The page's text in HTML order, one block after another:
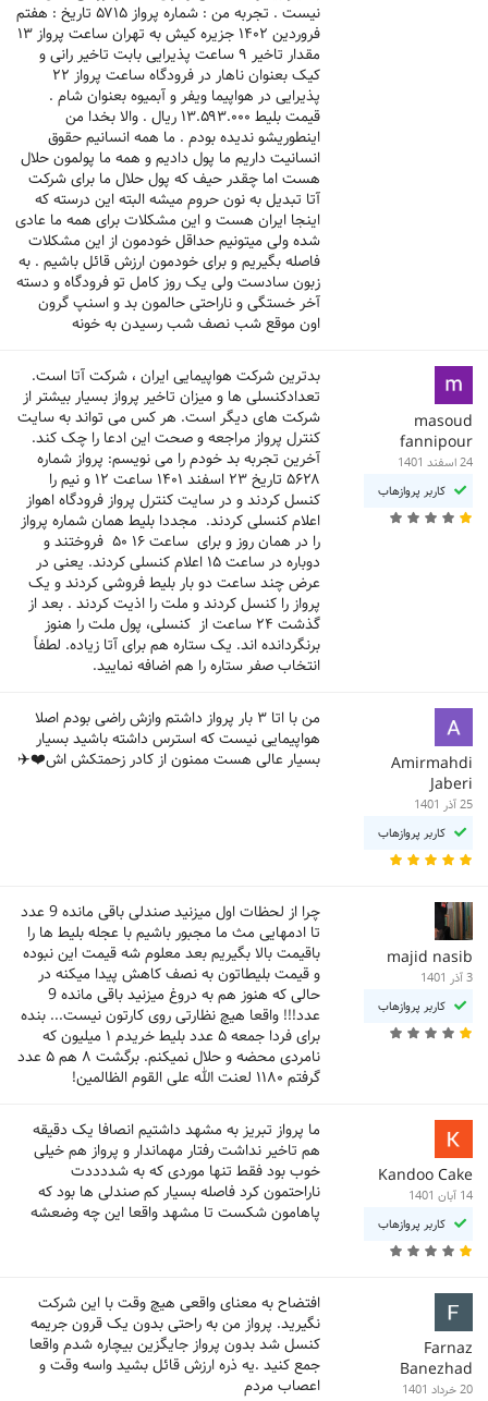
نیست . تجربه من : شماره پرواز ۵۷۱۵ تاریخ : هفتم
فروردین ۱۴۰۲ جزیره کیش به تهران ساعت پرواز ۱۳
مقدار تاخیر ۹ ساعت پذیرایی بابت تاخیر رانی و
کیک بعنوان ناهار در فرودگاه ساعت پرواز ۲۲
پذیرایی در هواپیما ویفر و آبمیوه بعنوان شام .
قیمت بلیط ۱۳.۵۹۳.۰۰۰ ریال . والا بخدا من
اینطوریشو ندیده بودم . ما همه انسانیم حقوق
انسانیت داریم ما پول دادیم و همه ما پولمون حلال
هست اما چقدر حیف که پول حلال ما برای شرکت
آتا تبدیل به نون حروم میشه البته این درسته که
اینجا ایران هست و این مشکلات برای همه ما عادی
شده ولی میتونیم حداقل خودمون از این مشکلات
فاصله بگیریم و برای خودمون ارزش قائل باشیم . به
زبون سادست ولی یک روز کامل تو فرودگاه و دسته
آخر خستگی و ناراحتی حالمون بد و اسنپ گرون
اون موقع شب نصف شب رسیدن به خونه
masoud
fannipour
24 اسفند 1401
کاربر پروازهاب
بدترین شرکت هواپیمایی ایران ، شرکت آتا است.
تعدادکنسلی ها و میزان تاخیر پرواز بسیار بیشتر از
شرکت های دیگر است. هر کس می تواند به سایت
کنترل پرواز مراجعه و صحت این ادعا را چک کند.
آخرین تجربه بد خودم را می نویسم: پرواز شماره
۵۶۲۸ تاریخ ۲۳ اسفند ۱۴۰۱ ساعت ۱۲ و نیم را
کنسل کردند و در سایت کنترل پرواز فرودگاه اهواز
اعلام کنسلی کردند. مجددا بلیط همان شماره پرواز
را در همان روز و برای ساعت ۱۶ ۵۰ فروختند و
دوباره در ساعت ۱۵ اعلام کنسلی کردند. یعنی در
عرض چند ساعت دو بار بلیط فروشی کردند و یک
پرواز را کنسل کردند و ملت را اذیت کردند . بعد از
گذشت ۲۴ ساعت از کنسلی، پول ملت را هنوز
برنگردانده اند. یک ستاره هم برای آتا زیاده. لطفاً
انتخاب صفر ستاره را هم اضافه نمایید.
Amirmahdi
Jaberi
25 آذر 1401
کاربر پروازهاب
من با اتا ۳ بار پرواز داشتم وازش راضی بودم اصلا
هواپیمایی نیست که استرس داشته باشید بسیار
بسیار عالی هست ممنون از کادر زحمتکش اش❤️✈️
majid nasib
3 آذر 1401
کاربر پروازهاب
چرا از لحظات اول میزنید صندلی باقی مانده 9 عدد
تا ادمهایی مث ما مجبور باشیم با عجله بلیط ها را
باقیمت بالا بگیریم بعد معلوم شه قیمت این نبوده
و قیمت بلیطاتون به نصف کاهش پیدا میکنه در
حالی که هنوز هم به دروغ میزنید باقی مانده 9
عدد!!! واقعا هیچ نظارتی روی کارتون نیست... بنده
برای فردا جمعه ۵ عدد بلیط خریدم ۱ میلیون که
نامردی محضه و حلال نمیکنم. برگشت ۸ هم ۵ عدد
گرفتم ۱۱۸۰ لعنت الله علی القوم الظالمین!
Kandoo Cake
14 آبان 1401
کاربر پروازهاب
ما پرواز تبریز به مشهد داشتیم انصافا یک دقیقه
هم تاخیر نداشت رفتار مهماندار و پرواز هم خیلی
خوب بود فقط تنها موردی که به شددددت
ناراحتمون کرد فاصله بسیار کم صندلی ها بود که
پاهامون شکست تا مشهد واقعا این چه وضعشه
Farnaz
Banezhad
20 خرداد 1401
افتضاح به معنای واقعی هیچ وقت با این شرکت
نگیرید. پرواز من به راحتی بدون یک قرون جریمه
کنسل شد بدون پرواز جایگزین بیچاره شدم واقعا
جمع کنید .یه ذره ارزش قائل بشید واسه وقت و
اعصاب مردم